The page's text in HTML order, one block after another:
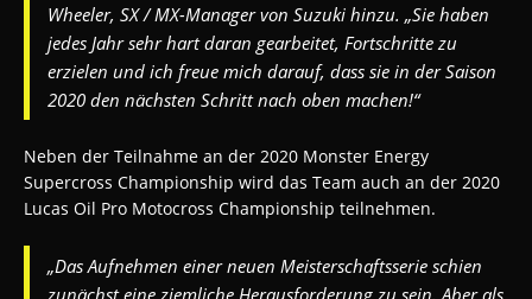
Wheeler, SX / MX-Manager von Suzuki hinzu. „Sie haben
jedes Jahr sehr hart daran gearbeitet, Fortschritte zu
erzielen und ich freue mich darauf, dass sie in der Saison
2020 den nächsten Schritt nach oben machen!“
Neben der Teilnahme an der 2020 Monster Energy
Supercross Championship wird das Team auch an der 2020
Lucas Oil Pro Motocross Championship teilnehmen.
„Das Aufnehmen einer neuen Meisterschaftsserie schien